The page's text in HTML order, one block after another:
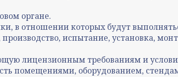
органе.
в отношении которых будут
испытание, установка,
лицензионным требованиям и
помещениями, оборудованием,